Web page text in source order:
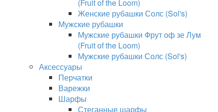
(Fruit of the Loom)
Женские рубашки Солс (Sol's)
Мужские рубашки
Мужские рубашки Фрут оф зе Лум
(Fruit of the Loom)
Мужские рубашки Солс (Sol's)
Аксессуары
Перчатки
Варежки
Шарфы
Стеганные шарфы